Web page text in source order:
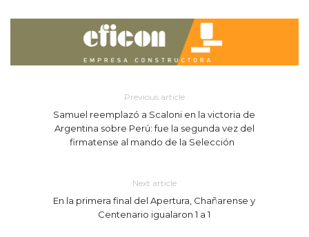
Previous article
Samuel reemplazó a Scaloni en la victoria de
Argentina sobre Perú: fue la segunda vez del
firmatense al mando de la Selección
Next article
En la primera final del Apertura, Chañarense y
Centenario igualaron 1 a 1